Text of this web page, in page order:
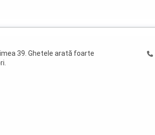
39. Ghetele arată foarte